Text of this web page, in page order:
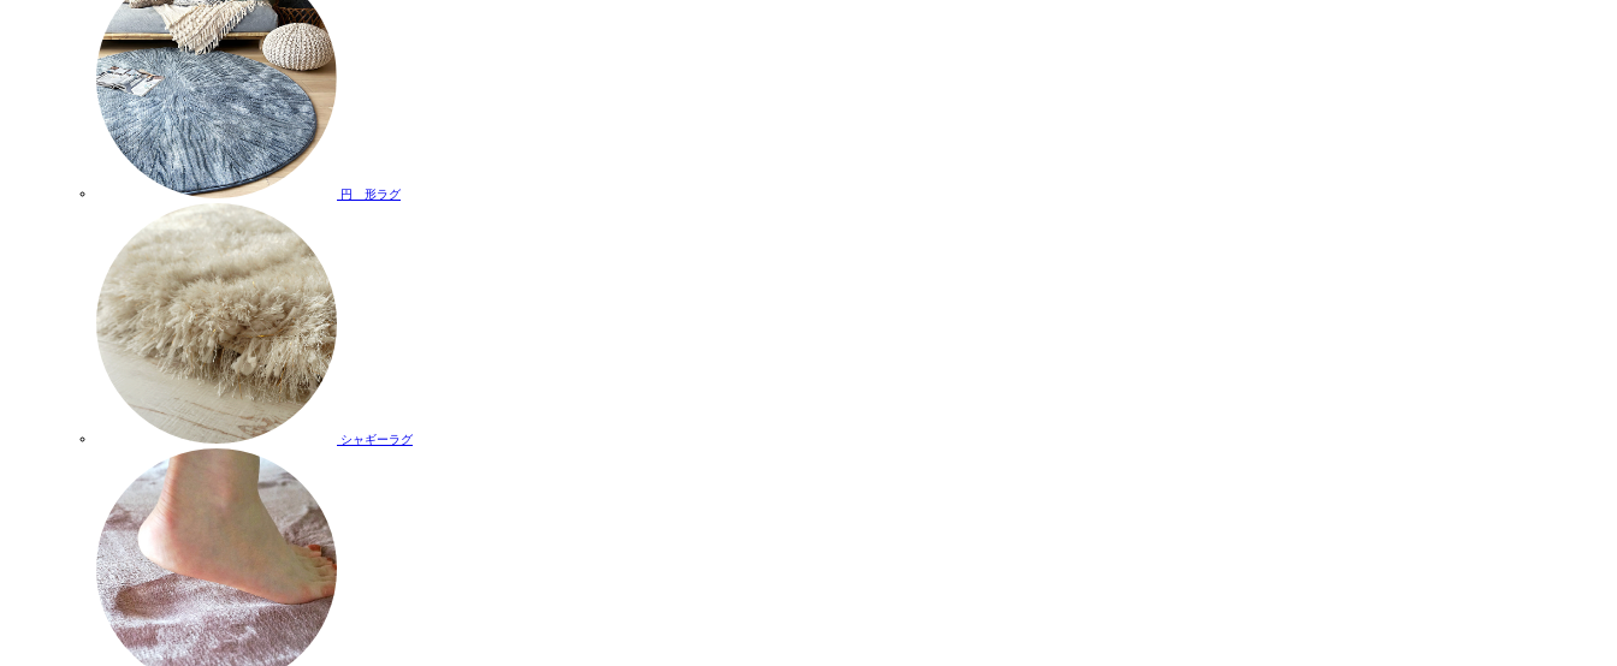
円 形ラグ
シャギーラグ